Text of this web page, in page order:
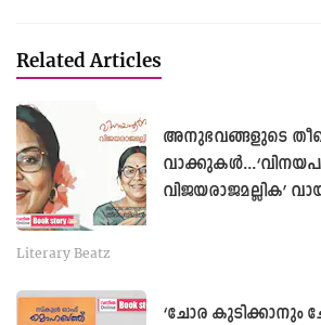
Related Articles
അനുഭവങ്ങളുടെ
വിജയരാജമല്ലിക’
Literary Beatz
‘ചോര കുടിക്കാനും